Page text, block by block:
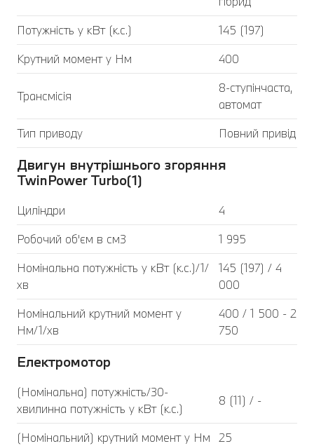
Потужність у кВт (к.с.)
145 (197)
Крутний момент у Нм
400
Трансмісія
8-ступінчаста,
автомат
Тип приводу
Повний привід
Двигун внутрішнього згоряння
TwinPower Turbo(1)
Циліндри
4
Робочий об'єм в см3
1 995
Номінальна потужність у кВт (к.с.)/1/
хв
145 (197) / 4
000
Номінальний крутний момент у
Нм/1/хв
400 / 1 500 - 2
750
Електромотор
(Номінальна) потужність/30-
хвилинна потужність у кВт (к.с.)
8 (11) / -
(Номінальний) крутний момент у Нм 25